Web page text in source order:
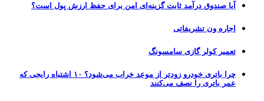
آیا صندوق درآمد ثابت گزینه‌ای امن برای حفظ ارزش پول است؟
اجاره ون تشریفاتی
تعمیر کولر گازی سامسونگ
چرا باتری خودرو زودتر از موعد خراب می‌شود؟ ۱۰ اشتباه رایجی که
عمر باتری را نصف می‌کنند